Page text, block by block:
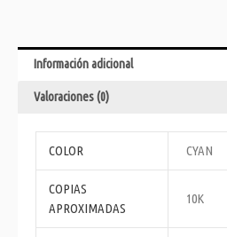
Información adicional
Valoraciones (0)
COLOR CYAN
COPIAS
APROXIMADAS
10K